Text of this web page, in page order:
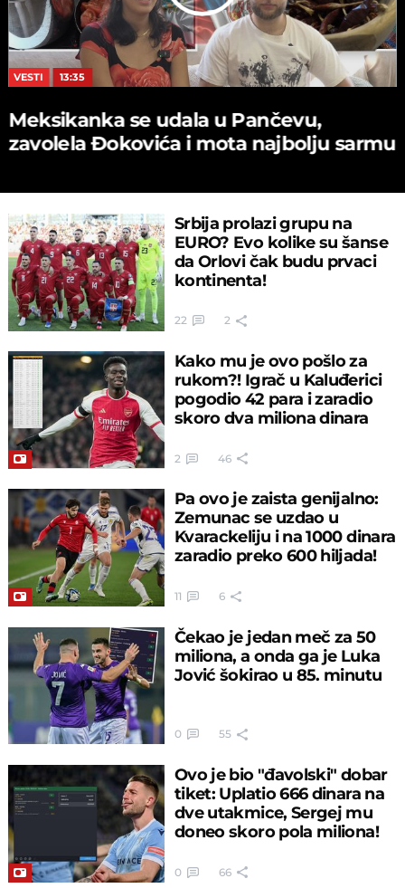
VESTI 13:35
Meksikanka se udala u Pančevu,
zavolela Đokovića i mota najbolju sarmu
Srbija prolazi grupu na
EURO? Evo kolike su šanse
da Orlovi čak budu prvaci
kontinenta!
22 2
Kako mu je ovo pošlo za
rukom?! Igrač u Kaluđerici
pogodio 42 para i zaradio
skoro dva miliona dinara
2 46
Pa ovo je zaista genijalno:
Zemunac se uzdao u
Kvarackeliju i na 1000 dinara
zaradio preko 600 hiljada!
11 6
Čekao je jedan meč za 50
miliona, a onda ga je Luka
Jović šokirao u 85. minutu
0 55
Ovo je bio "đavolski" dobar
tiket: Uplatio 666 dinara na
dve utakmice, Sergej mu
doneo skoro pola miliona!
0 66